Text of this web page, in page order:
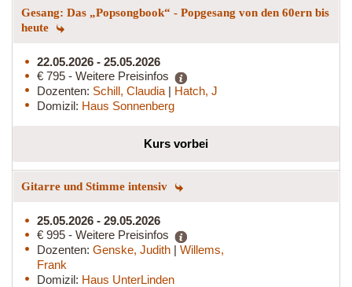
Gesang: Das „Popsongbook“ - Popgesang von den 60ern bis
heute
22.05.2026 - 25.05.2026
€ 795 - Weitere Preisinfos
Dozenten: Schill, Claudia | Hatch, J
Domizil: Haus Sonnenberg
Kurs vorbei
Gitarre und Stimme intensiv
25.05.2026 - 29.05.2026
€ 995 - Weitere Preisinfos
Dozenten: Genske, Judith | Willems,
Frank
Domizil: Haus UnterLinden